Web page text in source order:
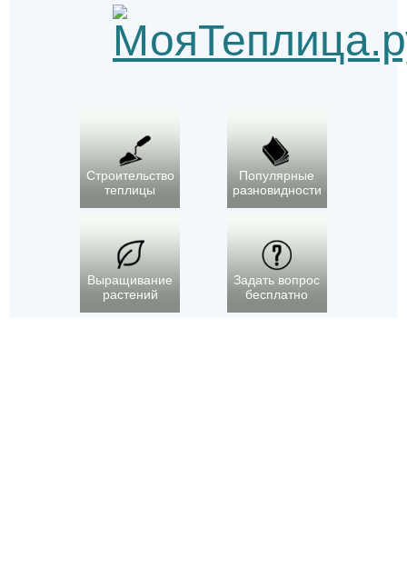
Строительство
теплицы
Популярные
разновидности
Выращивание
растений
Задать вопрос
бесплатно